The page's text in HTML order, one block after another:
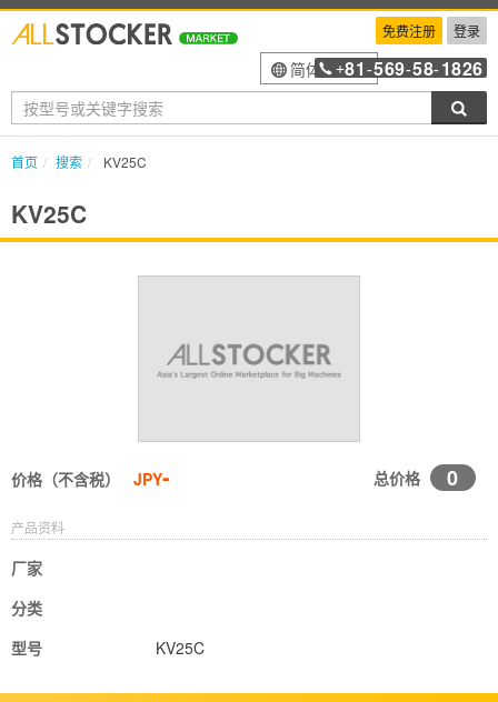
免费注册 登录
简体中文
+81 -569-58-1826
首页 搜索 KV25C
KV25C
价格（不含税） JPY- 总价格 0
产品资料
厂家
分类
型号
KV25C